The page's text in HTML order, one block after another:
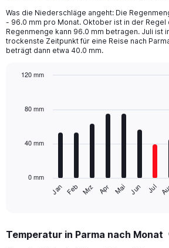
Was die Niederschläge angeht: Die
- 96.0 mm pro Monat. Oktober ist in der Regel
Regenmenge kann 96.0 mm betragen. Juli ist
trockenste Zeitpunkt für eine Reise nach
beträgt dann etwa 40.0 mm.
with
The
Range:
Jan Feb Mrz Apr Mai Jun Jul
0 mm
40 mm
80 mm
120 mm
Temperatur in Parma nach Monat